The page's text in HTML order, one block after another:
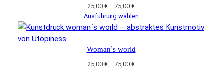
25,00 € – 75,00 €Preisspanne:
25,00 €
bis
Ausführung wählen
Woman´s world
25,00 € – 75,00 €Preisspanne: